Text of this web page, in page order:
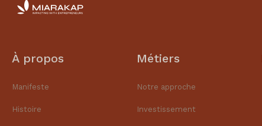
À propos
Manifeste
Histoire
Métiers
Notre approche
Investissement